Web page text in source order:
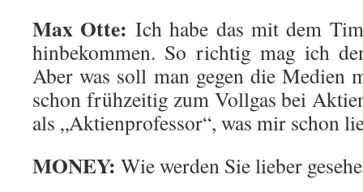
Max Otte: Ich habe das mit dem
hinbekommen. So richtig mag ich
Aber was soll man gegen die Medien
schon frühzeitig zum Vollgas bei
als „Aktienprofessor“, was mir schon
MONEY: Wie werden Sie lieber